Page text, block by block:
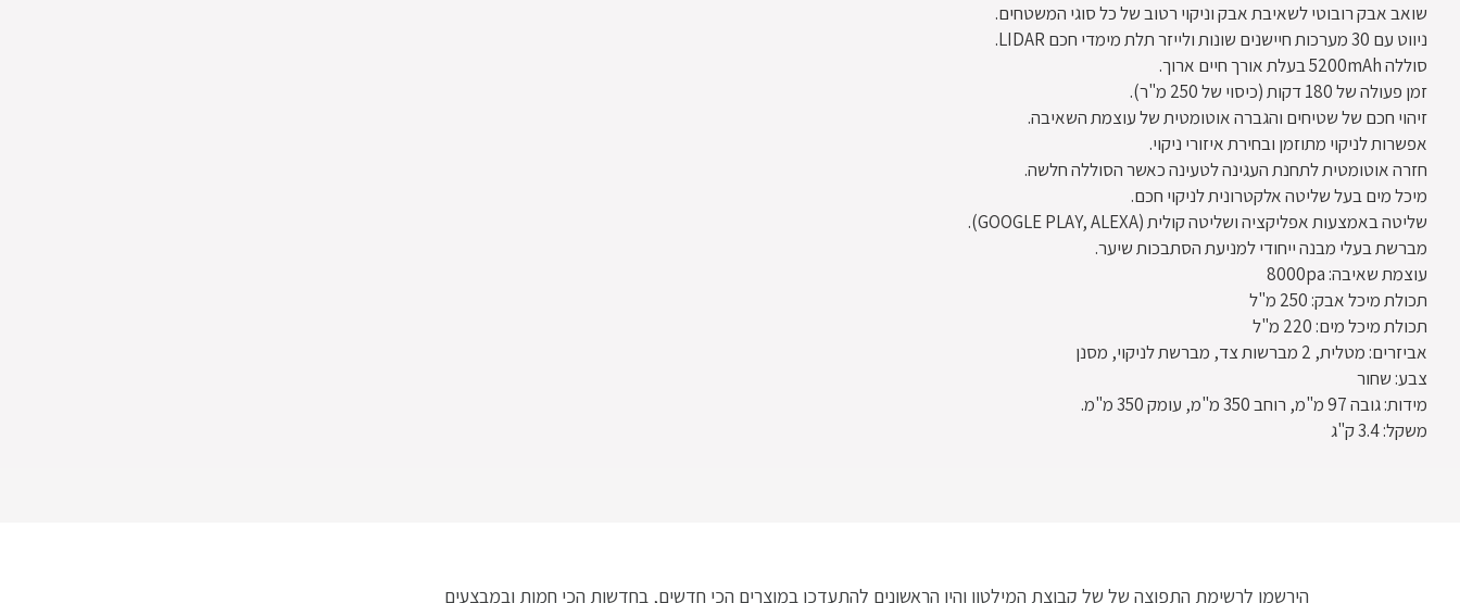
שואב אבק רובוטי לשאיבת אבק וניקוי רטוב של כל סוגי המשטחים.
ניווט עם 30 מערכות חיישנים שונות ולייזר תלת מימדי חכם LIDAR.
סוללה 5200mAh בעלת אורך חיים ארוך.
זמן פעולה של 180 דקות (כיסוי של 250 מ"ר).
זיהוי חכם של שטיחים והגברה אוטומטית של עוצמת השאיבה.
אפשרות לניקוי מתוזמן ובחירת איזורי ניקוי.
חזרה אוטומטית לתחנת העגינה לטעינה כאשר הסוללה חלשה.
מיכל מים בעל שליטה אלקטרונית לניקוי חכם.
שליטה באמצעות אפליקציה ושליטה קולית (GOOGLE PLAY, ALEXA).
מברשת בעלי מבנה ייחודי למניעת הסתבכות שיער.
עוצמת שאיבה: 8000pa
תכולת מיכל אבק: 250 מ"ל
תכולת מיכל מים: 220 מ"ל
אביזרים: מטלית, 2 מברשות צד, מברשת לניקוי, מסנן
צבע: שחור
מידות: גובה 97 מ"מ, רוחב 350 מ"מ, עומק 350 מ"מ.
משקל: 3.4 ק"ג
הירשמו לרשימת התפוצה של של קבוצת המילטון והיו הראשונים להתעדכן במוצרים הכי חדשים, בחדשות הכי חמות ובמבצעים